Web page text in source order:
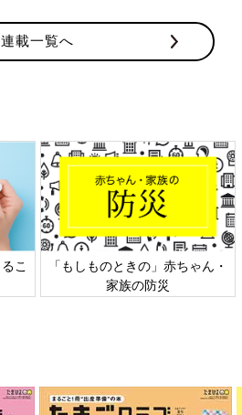
連載一覧へ
こ
「もしものときの」赤ちゃん・
家族の防災